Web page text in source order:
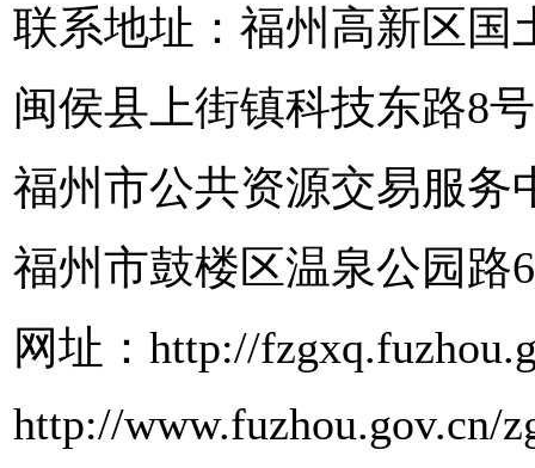
联系地址：福州高新区国
闽侯县上街镇科技东路8
福州市公共资源交易服务
福州市鼓楼区温泉公园路
网址：http://
http://www.fuzhou.gov.cn/